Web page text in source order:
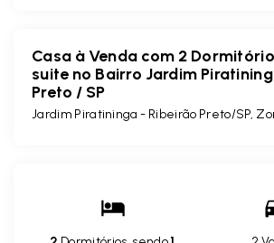
Casa à Venda com 2
suite no Bairro Jardim
Preto / SP
Jardim Piratininga - Ribeirão Preto/SP,